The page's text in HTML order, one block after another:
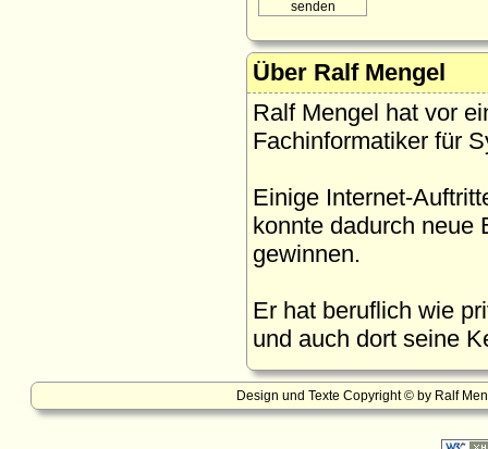
Über Ralf Mengel
Ralf Mengel hat vor
Fachinformatiker für
Einige Internet-
konnte dadurch neue
gewinnen.
Er hat beruflich wie
und auch dort seine
Design und Texte Copyright © by Ralf